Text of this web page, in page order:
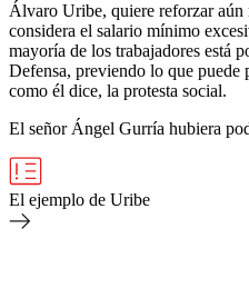
Álvaro Uribe, quiere reforzar aún
considera el salario mínimo
mayoría de los trabajadores está
Defensa, previendo lo que puede
como él dice, la protesta social.
El señor Ángel Gurría hubiera
El ejemplo de Uribe